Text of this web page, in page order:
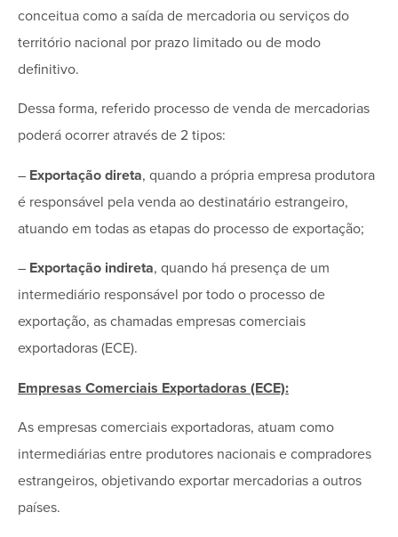
conceitua como a saída de mercadoria ou serviços do
território nacional por prazo limitado ou de modo
definitivo.
Dessa forma, referido processo de venda de mercadorias
poderá ocorrer através de 2 tipos:
– Exportação direta, quando a própria empresa produtora
é responsável pela venda ao destinatário estrangeiro,
atuando em todas as etapas do processo de exportação;
– Exportação indireta, quando há presença de um
intermediário responsável por todo o processo de
exportação, as chamadas empresas comerciais
exportadoras (ECE).
Empresas Comerciais Exportadoras (ECE):
As empresas comerciais exportadoras, atuam como
intermediárias entre produtores nacionais e compradores
estrangeiros, objetivando exportar mercadorias a outros
países.